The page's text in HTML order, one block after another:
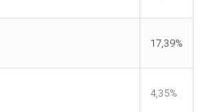
17,39%
4,35%